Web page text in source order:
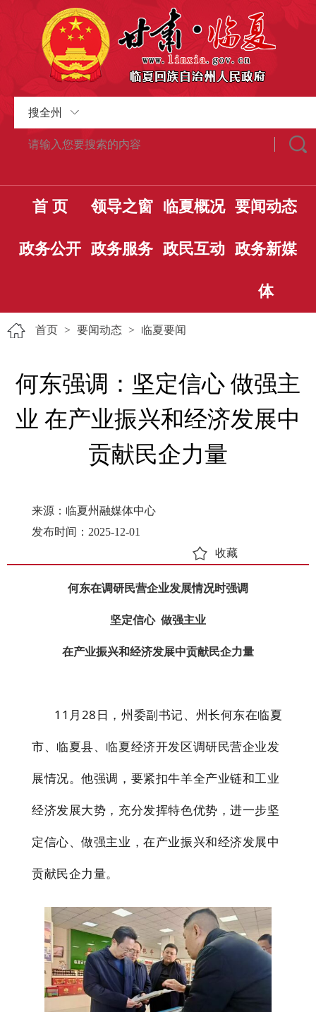
搜全州
首 页 领导之窗 临夏概况 要闻动态
政务公开 政务服务 政民互动 政务新媒
体
首页 > 要闻动态 > 临夏要闻
何东强调：坚定信心 做强主
业 在产业振兴和经济发展中
贡献民企力量
来源：临夏州融媒体中心
发布时间：2025-12-01
收藏
何东在调研民营企业发展情况时强调
坚定信心 做强主业
在产业振兴和经济发展中贡献民企力量
11月28日，州委副书记、州长何东在临夏
市、临夏县、临夏经济开发区调研民营企业发
展情况。他强调，要紧扣牛羊全产业链和工业
经济发展大势，充分发挥特色优势，进一步坚
定信心、做强主业，在产业振兴和经济发展中
贡献民企力量。